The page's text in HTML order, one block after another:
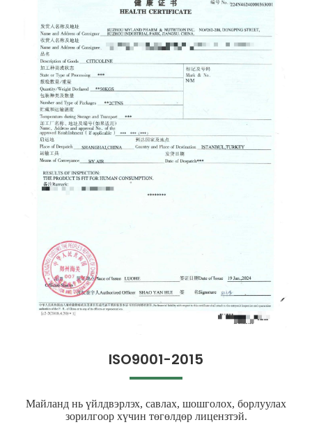
ISO9001-2015
Майланд нь үйлдвэрлэх, савлах, шошголох, борлуулах
зорилгоор хүчин төгөлдөр лицензтэй.